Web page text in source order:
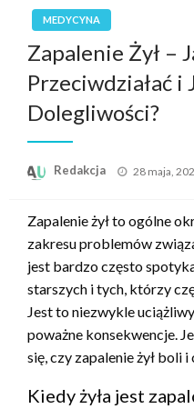
MEDYCYNA
Zapalenie Żył –
Przeciwdziałać i
Dolegliwości?
Redakcja 28 maja,
Zapalenie żył to ogólne
zakresu problemów
jest bardzo często
starszych i tych, którzy
Jest to niezwykle
poważne konsekwencje.
się, czy zapalenie żył boli
Kiedy żyła jest